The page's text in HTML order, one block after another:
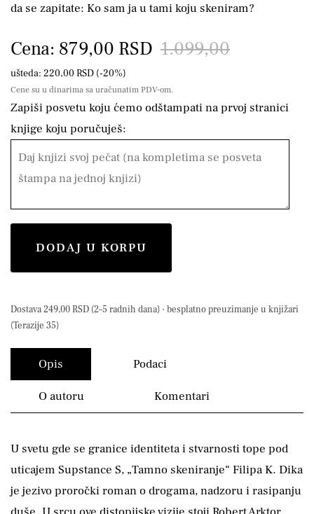
da se zapitate: Ko sam ja u tami koju skeniram?
Cena: 879,00 RSD 1.099,00
ušteda: 220,00 RSD (-20%)
Cene su u dinarima sa uračunatim PDV-om.
Zapiši posvetu koju ćemo odštampati na prvoj stranici
knjige koju poručuješ:
DODAJ U KORPU
Dostava 249,00 RSD (2–5 radnih dana) · besplatno preuzimanje u knjižari
(Terazije 35)
Opis Podaci
O autoru Komentari
U svetu gde se granice identiteta i stvarnosti tope pod
uticajem Supstance S, „Tamno skeniranje“ Filipa K. Dika
je jezivo proročki roman o drogama, nadzoru i rasipanju